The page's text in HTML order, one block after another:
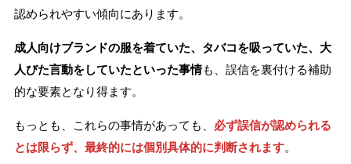
認められやすい傾向にあります。
成人向けブランドの服を着ていた、タバコを吸っていた、大
人びた言動をしていたといった事情も、誤信を裏付ける補助
的な要素となり得ます。
もっとも、これらの事情があっても、 必ず誤信が認められる
とは限らず、最終的には個別具体的に判断されます。